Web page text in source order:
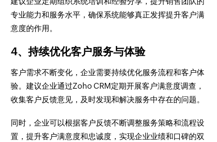
专业能力和服务水平，确保系统能够真正发挥提升客户满
意度的作用。
4、持续优化客户服务与体验
客户需求不断变化，企业需要持续优化服务流程和客户体
验。建议企业通过Zoho CRM定期开展客户满意度调查，
收集客户反馈意见，及时发现和解决服务中存在的问题。
同时，企业可以根据客户反馈不断调整服务策略和流程设
置，提升客户满意度和忠诚度，实现企业业绩和口碑的双